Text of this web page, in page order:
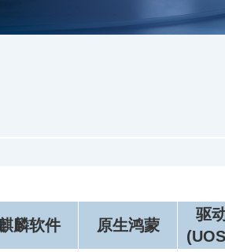
麒麟软件 原生鸿蒙
驱